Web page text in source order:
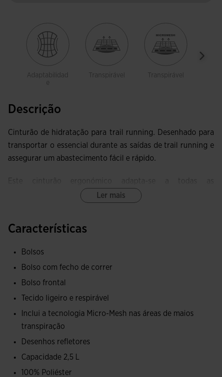
Adaptabilidad
e
Transpirável Transpirável
Descrição
Cinturão de hidratação para trail running. Desenhado para
transportar o essencial durante as saídas de trail running e
assegurar um abastecimento fácil e rápido.
morfologias, evitando deslizamentos e proporcionando
acabamento com banda elástica proporciona um ajuste
É perfeito para guardar diversos artigos ou alimentos (2,5
L), pois está equipado com dois bolsos elásticos, um
grande bolso traseiro com fecho de correr e puxador, e
Inclui também elementos refletores, entre eles o logótipo
Joma, que funcionam como detalhes de segurança ao
aumentar a visibilidade do corredor em condições de pouca
Ler mais
Características
Bolsos
Bolso com fecho de correr
Bolso frontal
Tecido ligeiro e respirável
Inclui a tecnologia Micro-Mesh nas áreas de maios
transpiração
Desenhos refletores
Capacidade 2,5 L
100% Poliéster